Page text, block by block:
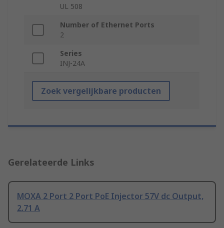
UL 508
Number of Ethernet Ports
2
Series
INJ-24A
Zoek vergelijkbare producten
Gerelateerde Links
MOXA 2 Port 2 Port PoE Injector 57V dc Output,
2.71 A